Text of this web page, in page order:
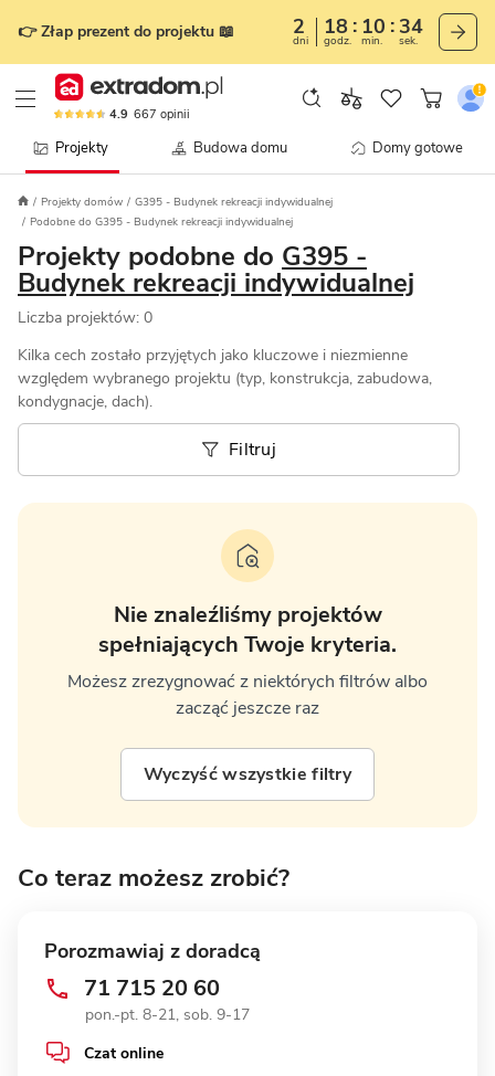
👉 Złap prezent do projektu 📖 2
dni
18
godz.
10
min.
34
sek.
4.9 667 opinii
Projekty Budowa domu Domy gotowe
Projekty domów
G395 - Budynek rekreacji indywidualnej
Podobne do G395 - Budynek rekreacji indywidualnej
Projekty podobne do G395 -
Budynek rekreacji indywidualnej
Liczba projektów: 0
Kilka cech zostało przyjętych jako kluczowe i niezmienne
względem wybranego projektu (typ, konstrukcja, zabudowa,
kondygnacje, dach).
Filtruj
Nie znaleźliśmy projektów
spełniających Twoje kryteria.
Możesz zrezygnować z niektórych filtrów albo
zacząć jeszcze raz
Wyczyść wszystkie filtry
Co teraz możesz zrobić?
Porozmawiaj z doradcą
71 715 20 60
pon.-pt. 8-21, sob. 9-17
Czat online